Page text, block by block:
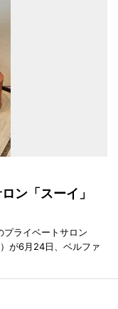
ロン「スーイ」
プライベートサロン
が6月24日、ベルファ